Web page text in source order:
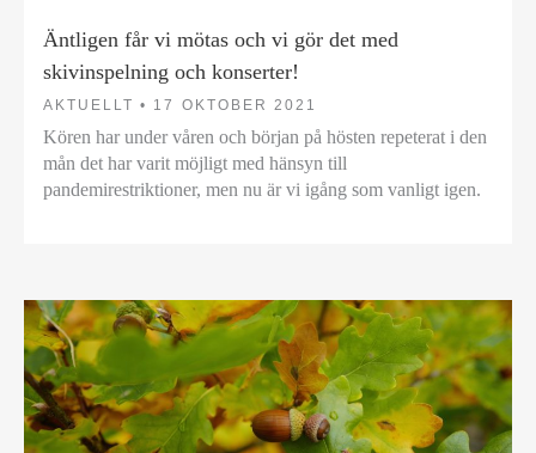
Äntligen får vi mötas och vi gör det med
skivinspelning och konserter!
AKTUELLT • 17 OKTOBER 2021
Kören har under våren och början på hösten repeterat i den
mån det har varit möjligt med hänsyn till
pandemirestriktioner, men nu är vi igång som vanligt igen.